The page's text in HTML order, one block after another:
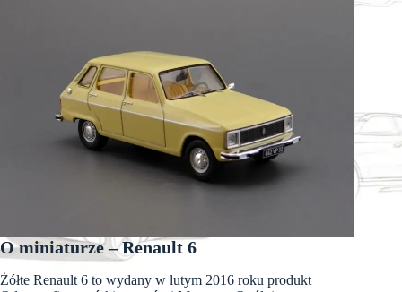
O miniaturze – Renault 6
Żółte Renault 6 to wydany w lutym 2016 roku produkt